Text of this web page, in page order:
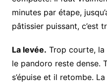
minutes par étape,
pâtissier puissant, c’est
La levée. Trop courte, la
le pandoro reste dense.
s’épuise et il retombe.